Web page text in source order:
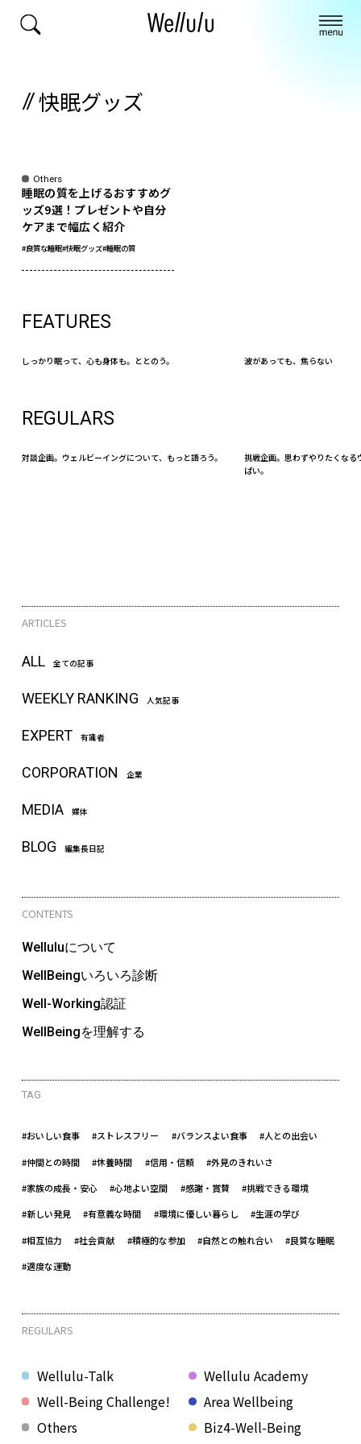
快眠グッズ
Others
睡眠の質を上げるおすすめグ
ッズ9選！プレゼントや自分
ケアまで幅広く紹介
#良質な睡眠#快眠グッズ#睡眠の質
FEATURES
しっかり眠って、心も身体も。ととのう。 波があっても、焦らない
REGULARS
対談企画。ウェルビーイングについて、もっと語ろう。
挑戦企画。思わずやりたくなる
ぱい。
ARTICLES
ALL 全ての記事
WEEKLY RANKING 人気記事
EXPERT 有識者
CORPORATION 企業
MEDIA 媒体
BLOG 編集長日記
CONTENTS
Welluluについて
WellBeingいろいろ診断
Well-Working認証
WellBeingを理解する
TAG
#おいしい食事 #ストレスフリー #バランスよい食事 #人との出会い
#仲間との時間 #休養時間 #信用・信頼 #外見のきれいさ
#家族の成長・安心 #心地よい空間 #感謝・賞賛 #挑戦できる環境
#新しい発見 #有意義な時間 #環境に優しい暮らし #生涯の学び
#相互協力 #社会貢献 #積極的な参加 #自然との触れ合い #良質な睡眠
#適度な運動
REGULARS
Wellulu-Talk
Well-Being Challenge!
Biz4-Well-Being
Wellulu Academy
Area Wellbeing
Others